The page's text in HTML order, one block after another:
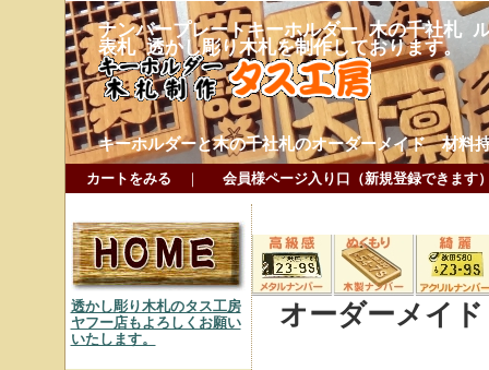
ナンバープレートキーホルダー 木の千社札
表札 透かし彫り木札を制作しております。
キーホルダーと木の千社札のオーダーメイド 材料
カートをみる ｜ 会員様ページ入り口（新規登録できます
透かし彫り木札のタス工房
ヤフー店もよろしくお願い
いたします。
オーダーメイ